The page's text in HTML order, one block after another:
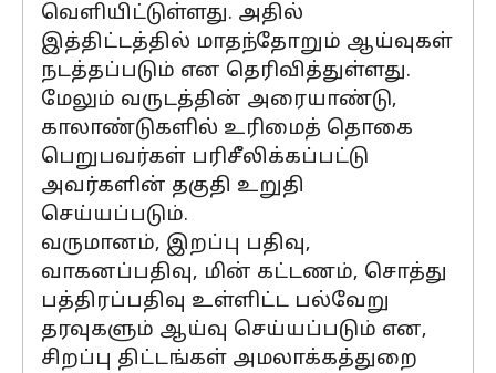
வெளியிட்டுள்ளது. அதில்
இத்திட்டத்தில் மாதந்தோறும் ஆய்வுகள்
நடத்தப்படும் என தெரிவித்துள்ளது.
மேலும் வருடத்தின் அரையாண்டு,
காலாண்டுகளில் உரிமைத் தொகை
பெறுபவர்கள் பரிசீலிக்கப்பட்டு
அவர்களின் தகுதி உறுதி
செய்யப்படும்.
வருமானம், இறப்பு பதிவு,
வாகனப்பதிவு, மின் கட்டணம், சொத்து
பத்திரப்பதிவு உள்ளிட்ட பல்வேறு
தரவுகளும் ஆய்வு செய்யப்படும் என,
சிறப்பு திட்டங்கள் அமலாக்கத்துறை